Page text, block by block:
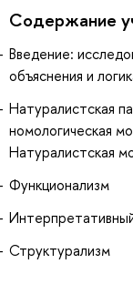
Содержание
Введение:
объяснения и
Натуралистская
номологическая
Натуралистская
Функционализм
Структурализм